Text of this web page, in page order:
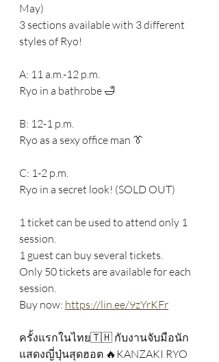
May)
3 sections available with 3 different
styles of Ryo!
A: 11 a.m.-12 p.m.
Ryo in a bathrobe 🛁
B: 12-1 p.m.
Ryo as a sexy office man 👔
C: 1-2 p.m.
Ryo in a secret look! (SOLD OUT)
1 ticket can be used to attend only 1
session.
1 guest can buy several tickets.
Only 50 tickets are available for each
session.
Buy now: https://lin.ee/9zYrKFr
ครั้งแรกในไทย🇹🇭 กับงานจับมือนัก
แสดงญี่ปุ่นสุดฮอต 🔥KANZAKI RYO